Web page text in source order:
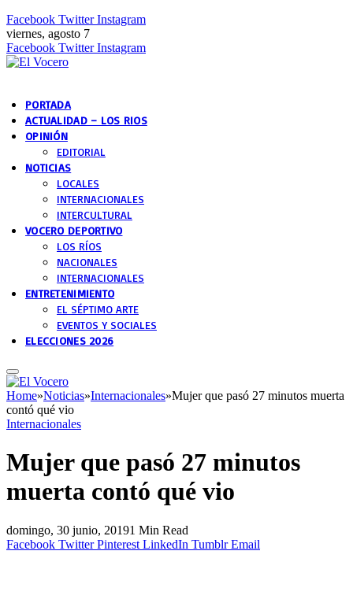
Facebook Twitter Instagram
viernes, agosto 7
Facebook Twitter Instagram
PORTADA
ACTUALIDAD – LOS RIOS
OPINIÓN
EDITORIAL
NOTICIAS
LOCALES
INTERNACIONALES
INTERCULTURAL
VOCERO DEPORTIVO
LOS RÍOS
NACIONALES
INTERNACIONALES
ENTRETENIMIENTO
EL SÉPTIMO ARTE
EVENTOS Y SOCIALES
ELECCIONES 2026
Home»Noticias»Internacionales»Mujer que pasó 27 minutos muerta
contó qué vio
Internacionales
Mujer que pasó 27 minutos
muerta contó qué vio
domingo, 30 junio, 20191 Min Read
Facebook Twitter Pinterest LinkedIn Tumblr Email